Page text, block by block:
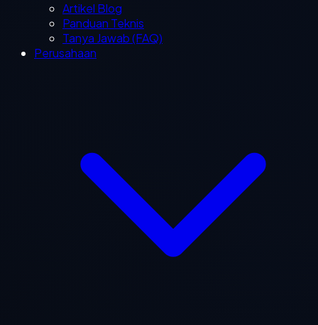
Artikel Blog
Panduan Teknis
Tanya Jawab (FAQ)
Perusahaan